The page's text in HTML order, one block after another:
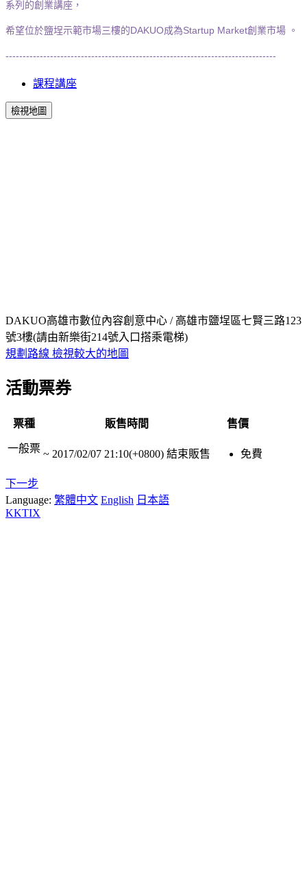
系列的創業講座，
希望位於鹽埕示範市場三樓的DAKUO成為Startup Market創業市場 。
-------------------------------------------------------------------------------
課程講座
檢視地圖
DAKUO高雄市數位內容創意中心 / 高雄市鹽埕區七賢三路123
號3樓(請由新樂街214號入口搭乘電梯)
規劃路線 檢視較大的地圖
活動票券
票種 販售時間 售價
一般票 ~ 2017/02/07 21:10(+0800) 結束販售 免費
下一步
Language: 繁體中文 English 日本語
KKTIX